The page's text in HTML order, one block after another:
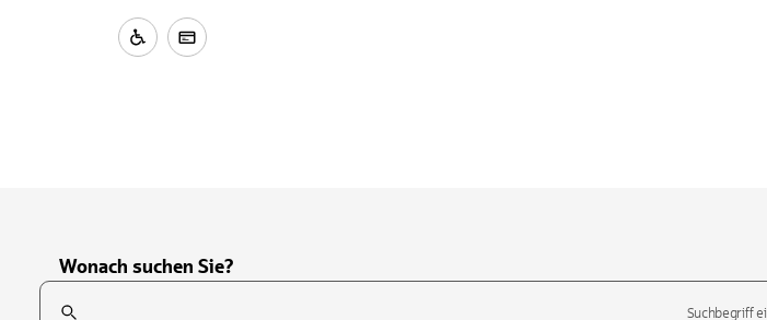
Wonach suchen Sie?
Suchfeld